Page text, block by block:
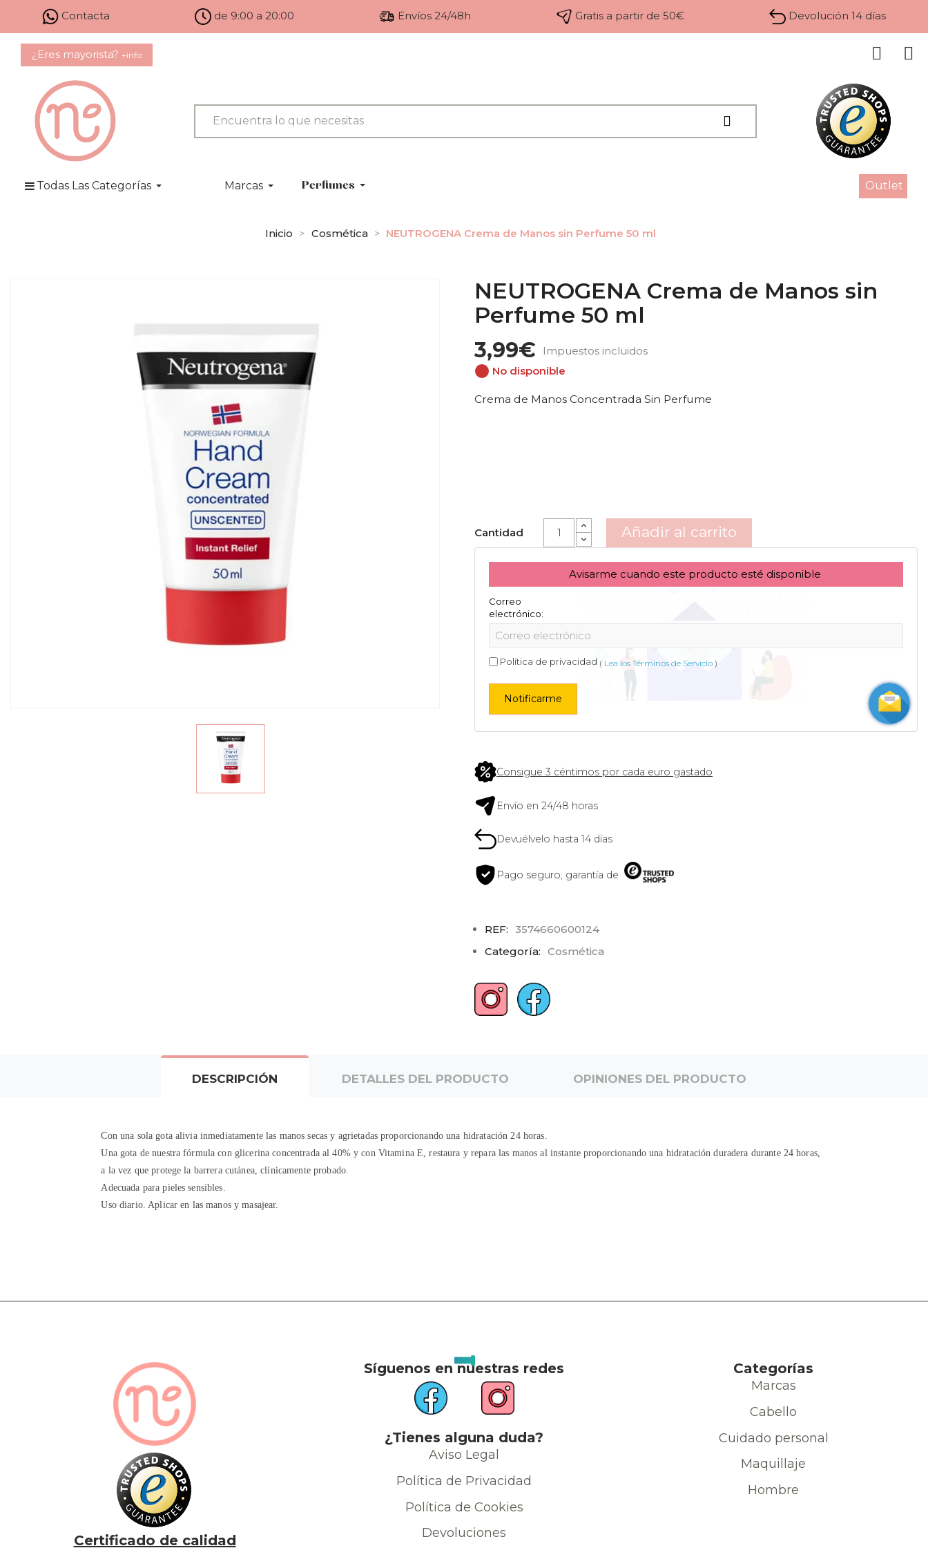
Contacta de 9:00 a 20:00 Envíos 24/48h Gratis a partir de 50€ Devolución 14 días
¿Eres mayorista? +info
Todas Las Categorías Marcas Perfumes Outlet
Inicio Cosmética NEUTROGENA Crema de Manos sin Perfume 50 ml
NEUTROGENA Crema de Manos sin
Perfume 50 ml
3,99€
Impuestos incluidos
No disponible
Crema de Manos Concentrada Sin Perfume
Cantidad Añadir al carrito
Avisarme cuando este producto esté disponible
Correo
electrónico:
Política de privacidad ( Lea los Términos de Servicio )
Notificarme
Consigue 3 céntimos por cada euro gastado
Envío en 24/48 horas
Devuélvelo hasta 14 días
Pago seguro, garantía de
REF: 3574660600124
Categoría: Cosmética
DESCRIPCIÓN DETALLES DEL PRODUCTO OPINIONES DEL PRODUCTO
Con una sola gota alivia inmediatamente las manos secas y agrietadas proporcionando una hidratación 24 horas.
Una gota de nuestra fórmula con glicerina concentrada al 40% y con Vitamina E, restaura y repara las manos al instante proporcionando una hidratación duradera durante 24 horas,
a la vez que protege la barrera cutánea, clínicamente probado.
Adecuada para pieles sensibles.
Uso diario. Aplicar en las manos y masajear.
Certificado de calidad
Síguenos en nuestras redes
¿Tienes alguna duda?
Aviso Legal
Política de Privacidad
Política de Cookies
Devoluciones
Categorías
Marcas
Cabello
Cuidado personal
Maquillaje
Hombre